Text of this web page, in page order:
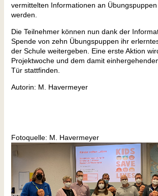
vermittelten Informationen an
werden.
Die Teilnehmer können nun dank der
Spende von zehn Übungspuppen ihr
der Schule weitergeben. Eine erste Aktion
Projektwoche und dem damit
Tür stattfinden.
Autorin: M. Havermeyer
Fotoquelle: M. Havermeyer